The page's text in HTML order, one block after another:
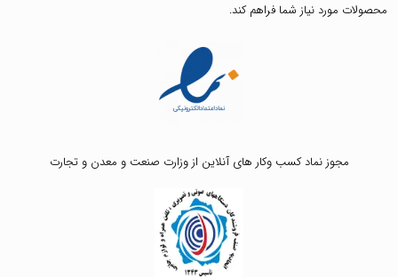
محصولات مورد نیاز شما فراهم کند.
مجوز نماد کسب وکار های آنلاین از وزارت صنعت و معدن و تجارت